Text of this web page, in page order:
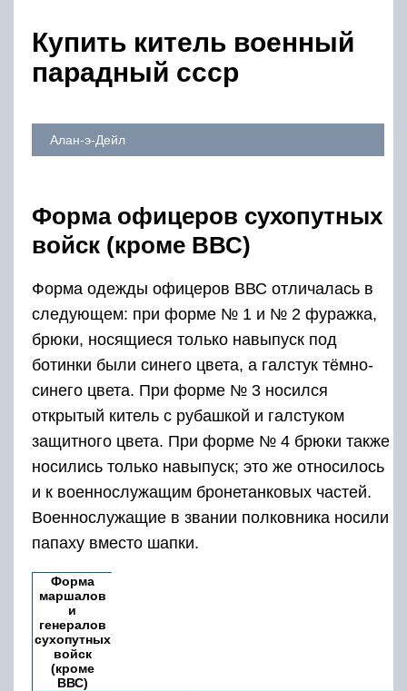
Купить китель военный
парадный ссср
Алан-э-Дейл
Форма офицеров сухопутных
войск (кроме ВВС)
Форма одежды офицеров ВВС отличалась в
следующем: при форме № 1 и № 2 фуражка,
брюки, носящиеся только навыпуск под
ботинки были синего цвета, а галстук тёмно-
синего цвета. При форме № 3 носился
открытый китель с рубашкой и галстуком
защитного цвета. При форме № 4 брюки также
носились только навыпуск; это же относилось
и к военнослужащим бронетанковых частей.
Военнослужащие в звании полковника носили
папаху вместо шапки.
Форма
маршалов
и
генералов
сухопутных
войск
(кроме
ВВС)